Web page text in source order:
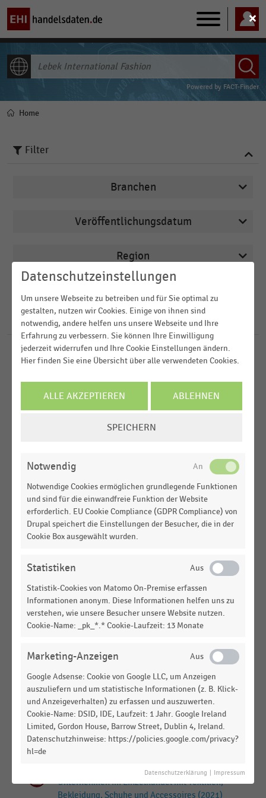
Main
navigation
Powered by FACT-Finder
Pfadnavigation
Home
24Ergebnisse fürLebek International Fashion
KONSUMGÜTERINDUSTRIE |STATISTIK
Anbieter (2019-2022)
Anbieter (2019-2021)
Top 50 der größten deutschen Modemarken-
Anbieter (2018-2019)
KONSUMGÜTERINDUSTRIE STATISTIK
Top 20 der größten deutschen
Bekleidungslieferanten (2014)
Top 50 der größten deutschen Modemarken-
Anbieter (2017-2018)
KONSUMGÜTERINDUSTRIE
Top 50 der größten deutschen Modemarken-
Anbieter (2015-2016)
KONSUMGÜTERINDUSTRIE
Anbieter (2014-2015)
KONSUMGÜTERINDUSTRIE|STATISTIK
Top 50 der größten deutschen Modemarken-
Anbieter (2016-2017)
Ranking der weltweit umsatzstärksten
Unternehmen im Einzelhandel mit Textilien,
Bekleidung, Schuhe und Accessoires (2021)
Filter
Branchen
Konsumgüterindustrie
Schuheinzelhandel
Veröffentlichungsdatum
2020
2019
MEHR ANZEIGEN
Region
Deutschland
Weltweit
USA
Datenschutzeinstellungen
Um unsere Webseite zu betreiben und für Sie optimal zu
gestalten, nutzen wir Cookies. Einige von ihnen sind
notwendig, andere helfen uns unsere Webseite und Ihre
Erfahrung zu verbessern. Sie können Ihre Einwilligung
jederzeit widerrufen und Ihre Cookie Einstellungen ändern.
Hier finden Sie eine Übersicht über alle verwendeten Cookies.
ALLE AKZEPTIEREN ABLEHNEN
SPEICHERN
Notwendig
Notwendige Cookies ermöglichen grundlegende Funktionen
und sind für die einwandfreie Funktion der Website
erforderlich. EU Cookie Compliance (GDPR Compliance) von
Drupal speichert die Einstellungen der Besucher, die in der
Cookie Box ausgewählt wurden.
Statistiken
Statistik-Cookies von Matomo On-Premise erfassen
Informationen anonym. Diese Informationen helfen uns zu
verstehen, wie unsere Besucher unsere Website nutzen.
Cookie-Name: _pk_*.* Cookie-Laufzeit: 13 Monate
Marketing-Anzeigen
Google Adsense: Cookie von Google LLC, um Anzeigen
auszuliefern und um statistische Informationen (z. B. Klick-
und Anzeigeverhalten) zu erfassen und auszuwerten.
Cookie-Name: DSID, IDE, Laufzeit: 1 Jahr. Google Ireland
Limited, Gordon House, Barrow Street, Dublin 4, Ireland.
Datenschutzhinweise: https://policies.google.com/privacy?
hl=de
Datenschutzerklärung Impressum